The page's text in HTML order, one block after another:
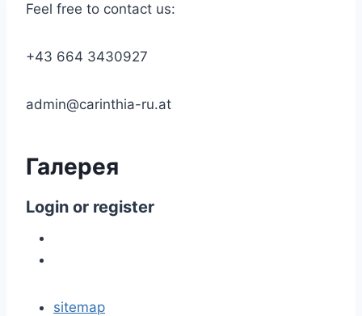
Feel free to contact us:
+43 664 3430927
admin@carinthia-ru.at
Галерея
Login or register
sitemap